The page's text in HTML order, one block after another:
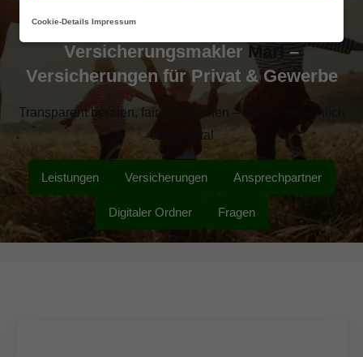
Versicherungsmakler Marl –
Versicherungen für Privat & Gewerbe
Transparent beraten, fair vergleichen – online, persönlich
oder digital
Leistungen Versicherungen Ansprechpartner
Digitaler Ordner Fragen
Cookie-Details Impressum